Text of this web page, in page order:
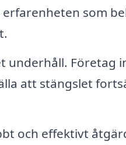
som
underhåll. Företag
att stängslet
och effektivt